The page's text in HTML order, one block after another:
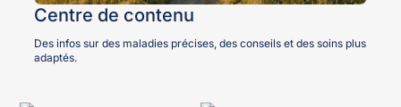
Centre de contenu
Des infos sur des maladies précises, des conseils et des soins plus
adaptés.